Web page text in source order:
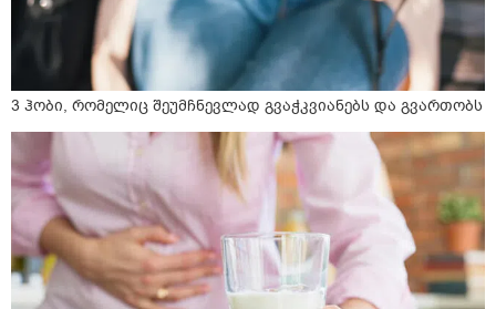
3 ჰობი, რომელიც შეუმჩნევლად გვაჭკვიანებს და გვართობს